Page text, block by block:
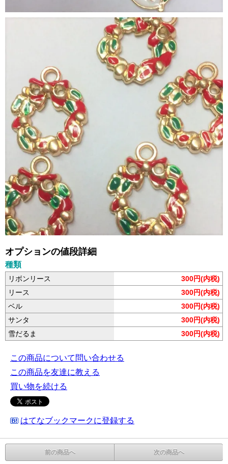
オプションの値段詳細
種類
リボンリース
300円(内税)
リース
300円(内税)
ベル
300円(内税)
サンタ
300円(内税)
雪だるま
300円(内税)
この商品について問い合わせる
この商品を友達に教える
買い物を続ける
はてなブックマークに登録する
前の商品へ 次の商品へ